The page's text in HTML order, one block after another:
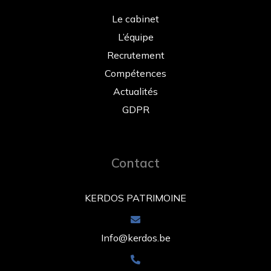
Le cabinet
L’équipe
Recrutement
Compétences
Actualités
GDPR
Contact
KERDOS PATRIMOINE
Info@kerdos.be